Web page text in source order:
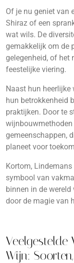
Of je nu geniet van
Shiraz of een
wat wils. De
gemakkelijk om de
gelegenheid, of het
feestelijke viering.
Naast hun
hun betrokkenheid
praktijken. Door te
gemeenschappen,
planeet voor
Kortom,
symbool van
binnen in de
door de magie van
Veelgestelde
Wijn: